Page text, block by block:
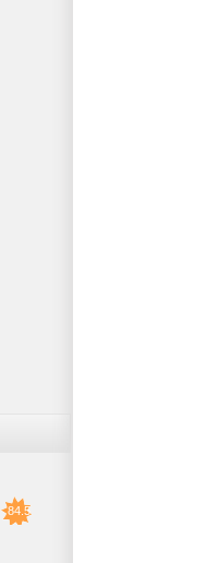
84.5